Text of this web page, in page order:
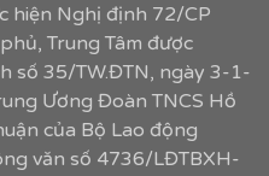
hiện Nghị định 72/CP
Trung Tâm được
số 35/TW.ĐTN, ngày 3-1-
Ương Đoàn TNCS Hồ
của Bộ Lao động
văn số 4736/LĐTBXH-